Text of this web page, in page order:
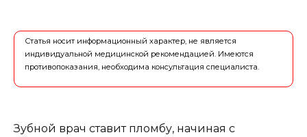
Статья носит информационный характер, не является
индивидуальной медицинской рекомендацией. Имеются
противопоказания, необходима консультация специалиста.
Зубной врач ставит пломбу, начиная с